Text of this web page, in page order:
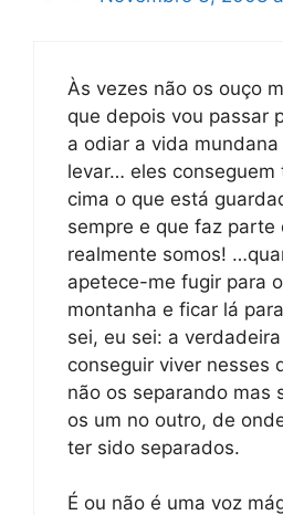
Às vezes não os ouço
que depois vou passar
a odiar a vida
levar… eles conseguem
cima o que está
sempre e que faz parte
realmente somos!
apetece-me fugir para
montanha e ficar lá
sei, eu sei: a
conseguir viver nesses
não os separando mas
os um no outro, de
ter sido separados.
É ou não é uma voz